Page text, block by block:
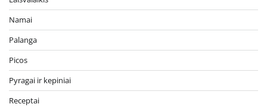
Namai
Palanga
Picos
Pyragai ir kepiniai
Receptai